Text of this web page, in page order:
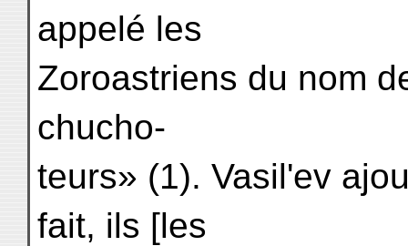
appelé les
Zoroastriens du nom
chucho-
teurs» (1). Vasil'ev
fait, ils [les